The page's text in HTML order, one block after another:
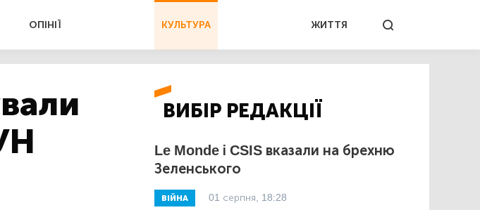
ОПІНІЇ КУЛЬТУРА ЖИТТЯ
ВИБІР РЕДАКЦІЇ
Le Monde і CSIS вказали на брехню
Зеленського
ВІЙНА 01 серпня, 18:28